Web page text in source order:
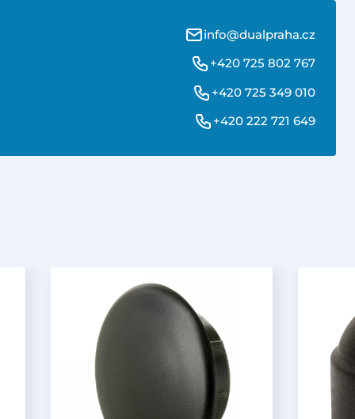
info@dualpraha.cz
+420 725 802 767
+420 725 349 010
+420 222 721 649